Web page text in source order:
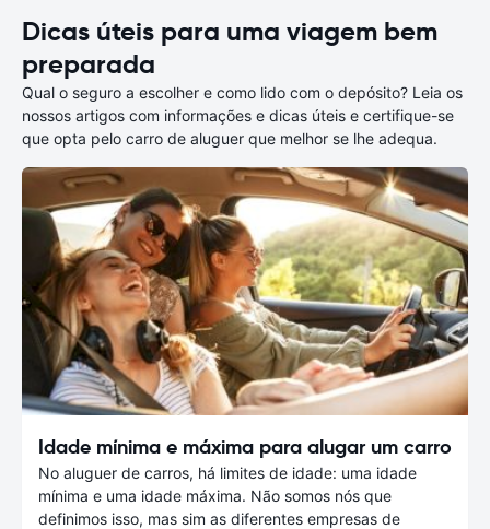
Dicas úteis para uma viagem bem
preparada
Qual o seguro a escolher e como lido com o depósito? Leia os
nossos artigos com informações e dicas úteis e certifique-se
que opta pelo carro de aluguer que melhor se lhe adequa.
Idade mínima e máxima para alugar um carro
No aluguer de carros, há limites de idade: uma idade
mínima e uma idade máxima. Não somos nós que
definimos isso, mas sim as diferentes empresas de